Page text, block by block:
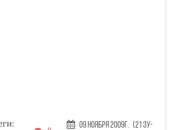
09 Ноября 2009г. (21 Зу-